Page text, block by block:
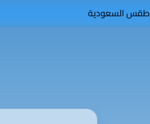
طقس السعودية